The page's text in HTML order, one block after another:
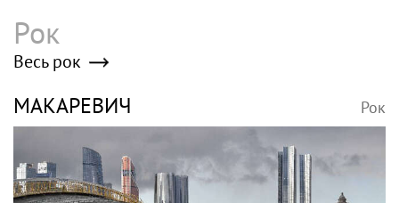
Рок
Весь рок
МАКАРЕВИЧ Рок